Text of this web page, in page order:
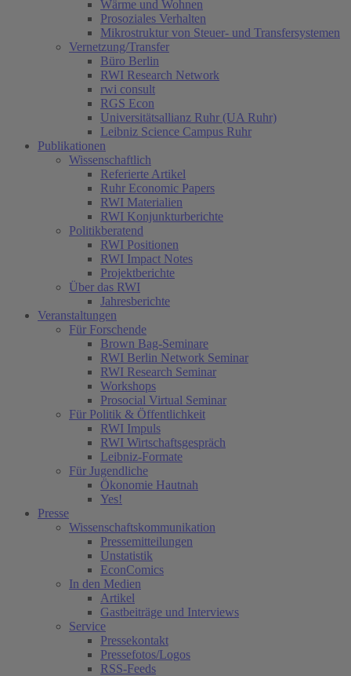
Wärme und Wohnen
Prosoziales Verhalten
Mikrostruktur von Steuer- und Transfersystemen
Vernetzung/Transfer
Büro Berlin
RWI Research Network
rwi consult
RGS Econ
Universitätsallianz Ruhr (UA Ruhr)
Leibniz Science Campus Ruhr
Publikationen
Wissenschaftlich
Referierte Artikel
Ruhr Economic Papers
RWI Materialien
RWI Konjunkturberichte
Politikberatend
RWI Positionen
RWI Impact Notes
Projektberichte
Über das RWI
Jahresberichte
Veranstaltungen
Für Forschende
Brown Bag-Seminare
RWI Berlin Network Seminar
RWI Research Seminar
Workshops
Prosocial Virtual Seminar
Für Politik & Öffentlichkeit
RWI Impuls
RWI Wirtschaftsgespräch
Leibniz-Formate
Für Jugendliche
Ökonomie Hautnah
Yes!
Presse
Wissenschaftskommunikation
Pressemitteilungen
Unstatistik
EconComics
In den Medien
Artikel
Gastbeiträge und Interviews
Service
Pressekontakt
Pressefotos/Logos
RSS-Feeds